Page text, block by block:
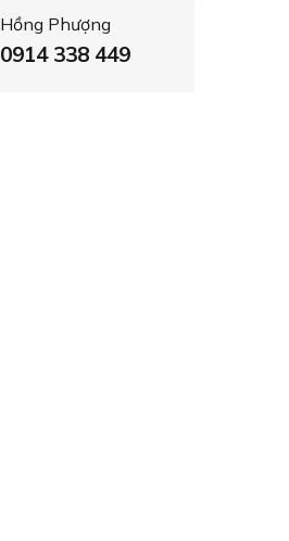
Hồng Phượng
0914 338 449